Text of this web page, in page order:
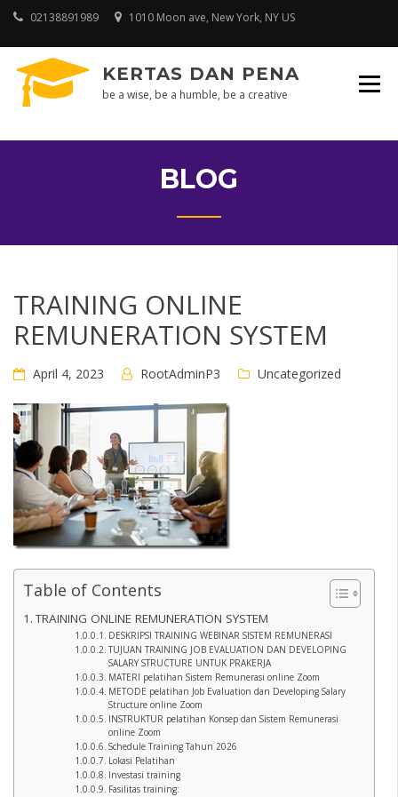
Skip
content
02138891989 1010 Moon ave, New York, NY US
KERTAS DAN PENA
be a wise, be a humble, be a creative
BLOG
TRAINING ONLINE
REMUNERATION SYSTEM
April 4, 2023 RootAdminP3 Uncategorized
Table of Contents
TRAINING ONLINE REMUNERATION SYSTEM
DESKRIPSI TRAINING WEBINAR SISTEM REMUNERASI
TUJUAN TRAINING JOB EVALUATION DAN DEVELOPING
SALARY STRUCTURE UNTUK PRAKERJA
MATERI pelatihan Sistem Remunerasi online Zoom
METODE pelatihan Job Evaluation dan Developing Salary
Structure online Zoom
INSTRUKTUR pelatihan Konsep dan Sistem Remunerasi
online Zoom
Schedule Training Tahun 2026
Lokasi Pelatihan
Investasi training
Fasilitas training: